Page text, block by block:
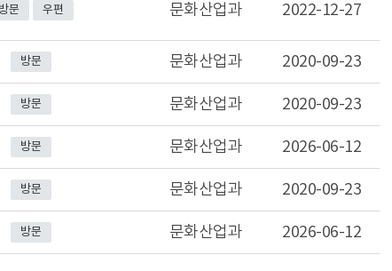
방문 우편 문화산업과 2022-12-27
방문 문화산업과 2020-09-23
방문 문화산업과 2020-09-23
방문 문화산업과 2026-06-12
방문 문화산업과 2020-09-23
방문 문화산업과 2026-06-12